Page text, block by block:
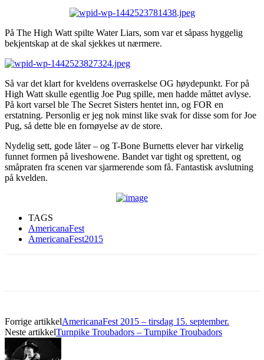
På The High Watt spilte Water Liars, som var et såpass hyggelig
bekjentskap at de skal sjekkes ut nærmere.
Så var det klart for kveldens overraskelse OG høydepunkt. For på
High Watt skulle egentlig Joe Pug spille, men hadde måttet avlyse.
På kort varsel ble The Secret Sisters hentet inn, og FOR en
erstatning. Personlig er jeg nok minst like svak for disse som for Joe
Pug, så dette ble en fornøyelse av de store.
Nydelig sett, gode låter – og T-Bone Burnetts elever har virkelig
funnet formen på liveshowene. Bandet var tight og sprettent, og
småpraten fra scenen var sjarmerende som få. Fantastisk avslutning
på kvelden.
TAGS
AmericanaFest
AmericanaFest2015
Forrige artikkelAmericanaFest 2015 – tirsdag 15. september.
Neste artikkelTurnpike Troubadors – Turnpike Troubadors